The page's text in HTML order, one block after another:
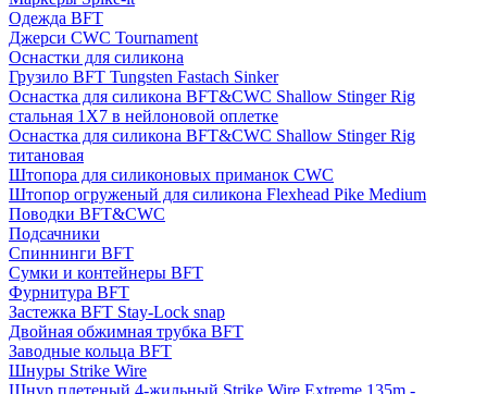
Одежда BFT
Джерси CWC Tournament
Оснастки для силикона
Грузило BFT Tungsten Fastach Sinker
Оснастка для силикона BFT&CWC Shallow Stinger Rig
стальная 1X7 в нейлоновой оплетке
Оснастка для силикона BFT&CWC Shallow Stinger Rig
титановая
Штопора для силиконовых приманок CWC
Штопор огруженый для силикона Flexhead Pike Medium
Поводки BFT&CWC
Подсачники
Спиннинги BFT
Сумки и контейнеры BFT
Фурнитура BFT
Застежка BFT Stay-Lock snap
Двойная обжимная трубка BFT
Заводные кольца BFT
Шнуры Strike Wire
Шнур плетеный 4-жильный Strike Wire Extreme 135m -